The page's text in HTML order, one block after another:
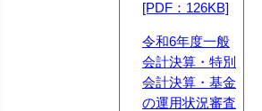
[PDF：126KB]
令和6年度一般
会計決算・特別
会計決算・基金
の運用状況審査